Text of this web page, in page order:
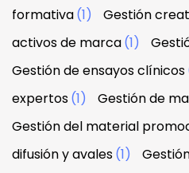
formativa(1) Gestión
activos de marca(1)
Gestión de ensayos clínicos
expertos(1) Gestión de
Gestión del material
difusión y avales(1)